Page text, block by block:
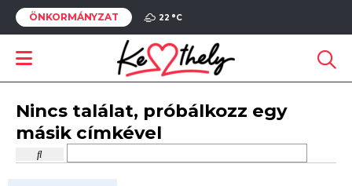
ÖNKORMÁNYZAT 22 °C
Nincs találat, próbálkozz egy
másik címkével